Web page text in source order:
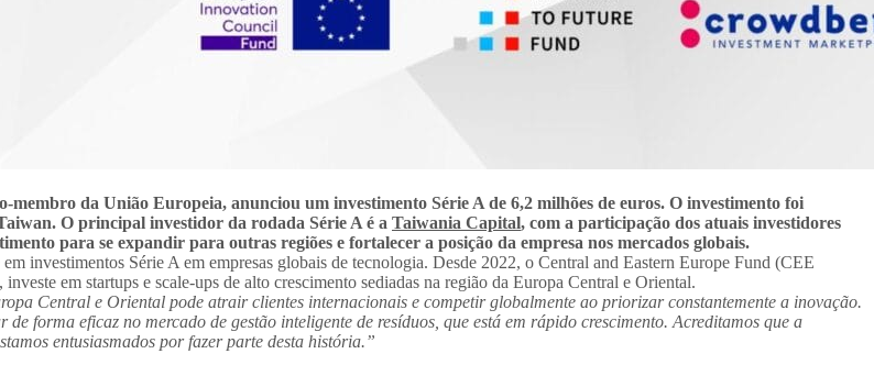
membro da União Europeia, anunciou um investimento Série A de 6,2 milhões de euros. O investimento foi
O principal investidor da rodada Série A é a Taiwania Capital, com a participação dos atuais investidores
para se expandir para outras regiões e fortalecer a posição da empresa nos mercados globais.
investimentos Série A em empresas globais de tecnologia. Desde 2022, o Central and Eastern Europe Fund (CEE
em startups e scale-ups de alto crescimento sediadas na região da Europa Central e Oriental.
Central e Oriental pode atrair clientes internacionais e competir globalmente ao priorizar constantemente a inovação.
forma eficaz no mercado de gestão inteligente de resíduos, que está em rápido crescimento. Acreditamos que a
entusiasmados por fazer parte desta história.”